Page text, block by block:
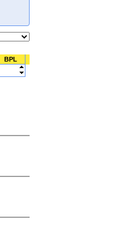
BPL